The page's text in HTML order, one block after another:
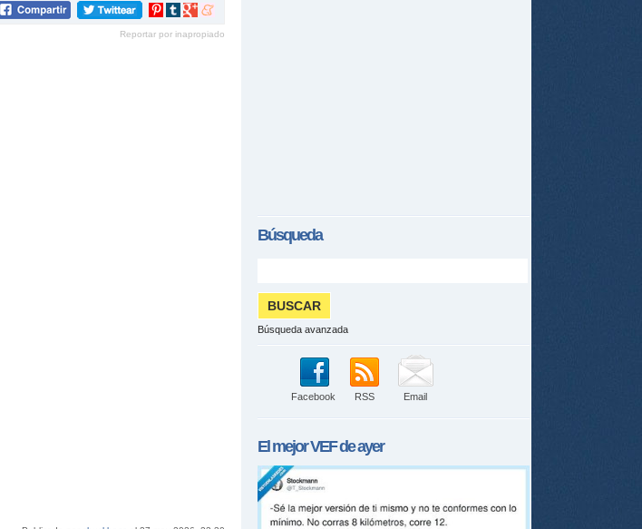
Compartir
Pinterest
Compartir
tumblr
Compartir
Google+
Compartir
meneame
Reportar por inapropiado
Búsqueda
Búsqueda avanzada
Facebook RSS Email
El mejorVEFde ayer